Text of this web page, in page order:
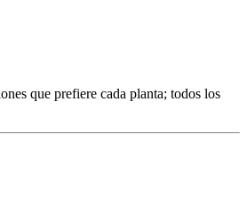
que prefiere cada planta; todos los